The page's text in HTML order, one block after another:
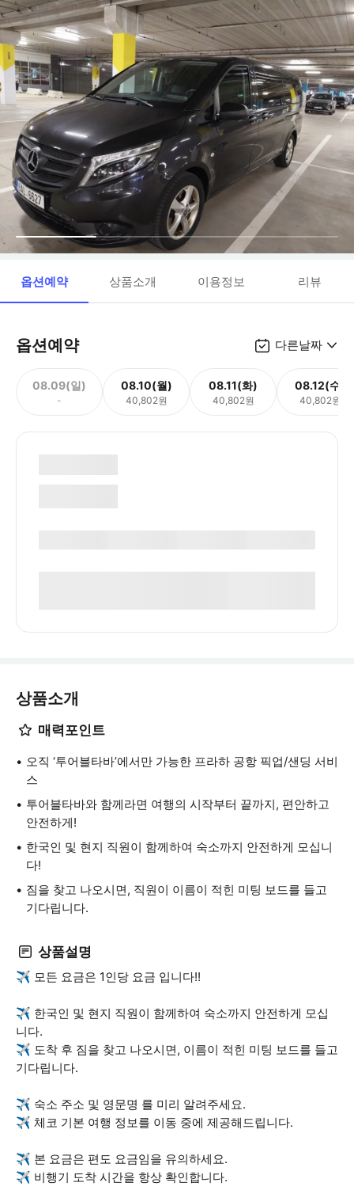
옵션예약 상품소개 이용정보 리뷰
옵션예약 다른날짜
08.09(일)
-
08.10(월)
40,802원
08.11(화)
40,802원
08.12(수)
40,802원
상품소개
매력포인트
오직 ‘투어블타바’에서만 가능한 프라하 공항 픽업/샌딩 서비
스
투어블타바와 함께라면 여행의 시작부터 끝까지, 편안하고
안전하게!
한국인 및 현지 직원이 함께하여 숙소까지 안전하게 모십니
다!
짐을 찾고 나오시면, 직원이 이름이 적힌 미팅 보드를 들고
기다립니다.
상품설명
✈️ 모든 요금은 1인당 요금 입니다!!
✈️ 한국인 및 현지 직원이 함께하여 숙소까지 안전하게 모십
니다.
✈️ 도착 후 짐을 찾고 나오시면, 이름이 적힌 미팅 보드를 들고
기다립니다.
✈️ 숙소 주소 및 영문명 를 미리 알려주세요.
✈️ 체코 기본 여행 정보를 이동 중에 제공해드립니다.
✈️ 본 요금은 편도 요금임을 유의하세요.
✈️ 비행기 도착 시간을 항상 확인합니다.